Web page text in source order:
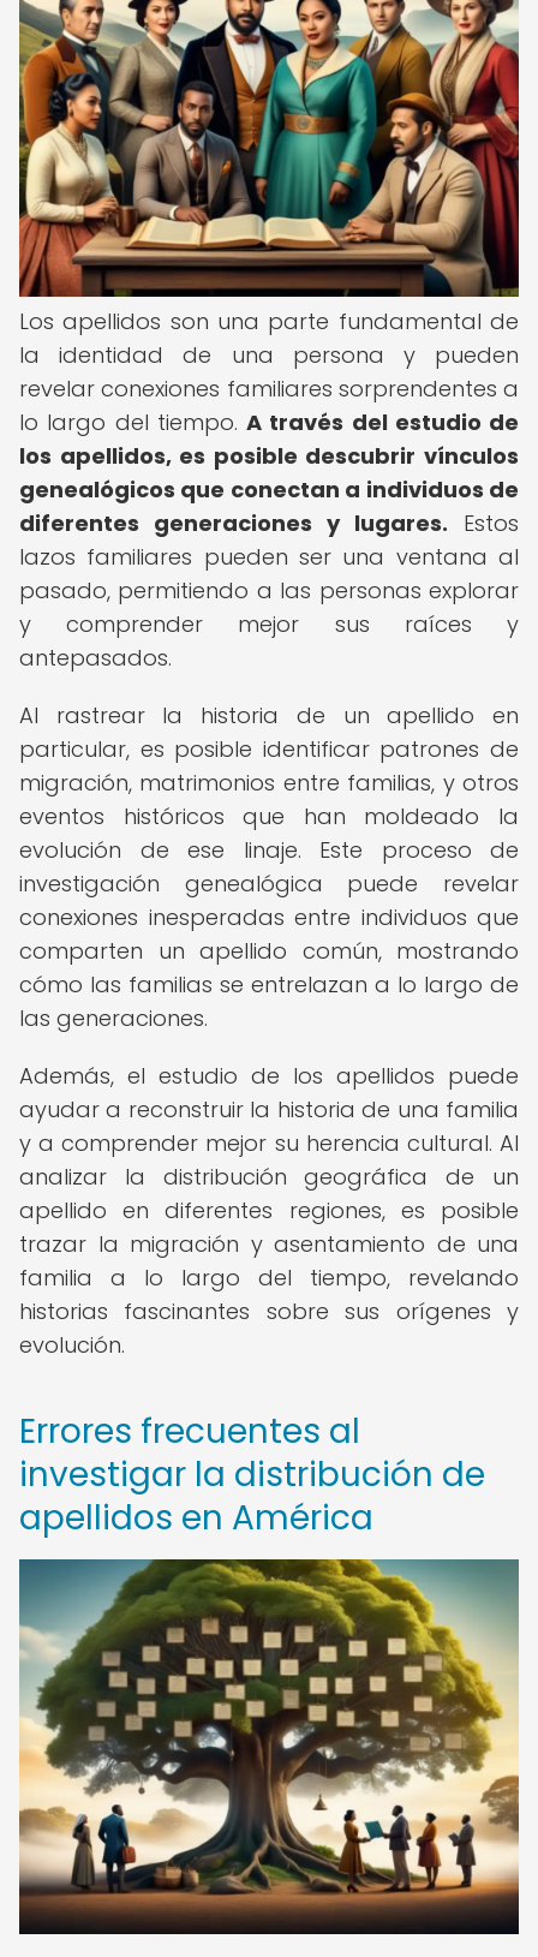
Los apellidos son una parte fundamental de
la identidad de una persona y pueden
revelar conexiones familiares sorprendentes a
lo largo del tiempo. A través del estudio de
los apellidos, es posible descubrir vínculos
genealógicos que conectan a individuos de
diferentes generaciones y lugares. Estos
lazos familiares pueden ser una ventana al
pasado, permitiendo a las personas explorar
y comprender mejor sus raíces y
antepasados.
Al rastrear la historia de un apellido en
particular, es posible identificar patrones de
migración, matrimonios entre familias, y otros
eventos históricos que han moldeado la
evolución de ese linaje. Este proceso de
investigación genealógica puede revelar
conexiones inesperadas entre individuos que
comparten un apellido común, mostrando
cómo las familias se entrelazan a lo largo de
las generaciones.
Además, el estudio de los apellidos puede
ayudar a reconstruir la historia de una familia
y a comprender mejor su herencia cultural. Al
analizar la distribución geográfica de un
apellido en diferentes regiones, es posible
trazar la migración y asentamiento de una
familia a lo largo del tiempo, revelando
historias fascinantes sobre sus orígenes y
evolución.
Errores frecuentes al
investigar la distribución de
apellidos en América